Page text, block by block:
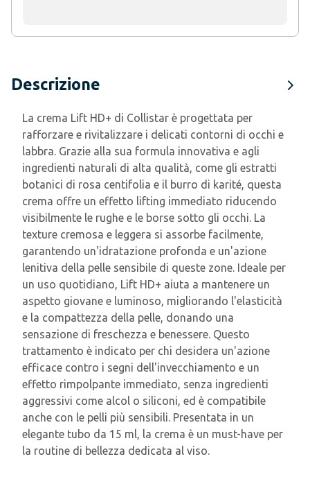
Descrizione
La crema Lift HD+ di Collistar è progettata per
rafforzare e rivitalizzare i delicati contorni di occhi e
labbra. Grazie alla sua formula innovativa e agli
ingredienti naturali di alta qualità, come gli estratti
botanici di rosa centifolia e il burro di karité, questa
crema offre un effetto lifting immediato riducendo
visibilmente le rughe e le borse sotto gli occhi. La
texture cremosa e leggera si assorbe facilmente,
garantendo un'idratazione profonda e un'azione
lenitiva della pelle sensibile di queste zone. Ideale per
un uso quotidiano, Lift HD+ aiuta a mantenere un
aspetto giovane e luminoso, migliorando l'elasticità
e la compattezza della pelle, donando una
sensazione di freschezza e benessere. Questo
trattamento è indicato per chi desidera un'azione
efficace contro i segni dell'invecchiamento e un
effetto rimpolpante immediato, senza ingredienti
aggressivi come alcol o siliconi, ed è compatibile
anche con le pelli più sensibili. Presentata in un
elegante tubo da 15 ml, la crema è un must-have per
la routine di bellezza dedicata al viso.